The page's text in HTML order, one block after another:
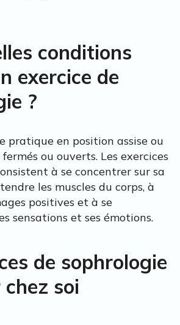
conditions
exercice de
?
pratique en position assise ou
ou ouverts. Les exercices
à se concentrer sur sa
les muscles du corps, à
positives et à se
sensations et ses émotions.
de sophrologie
soi